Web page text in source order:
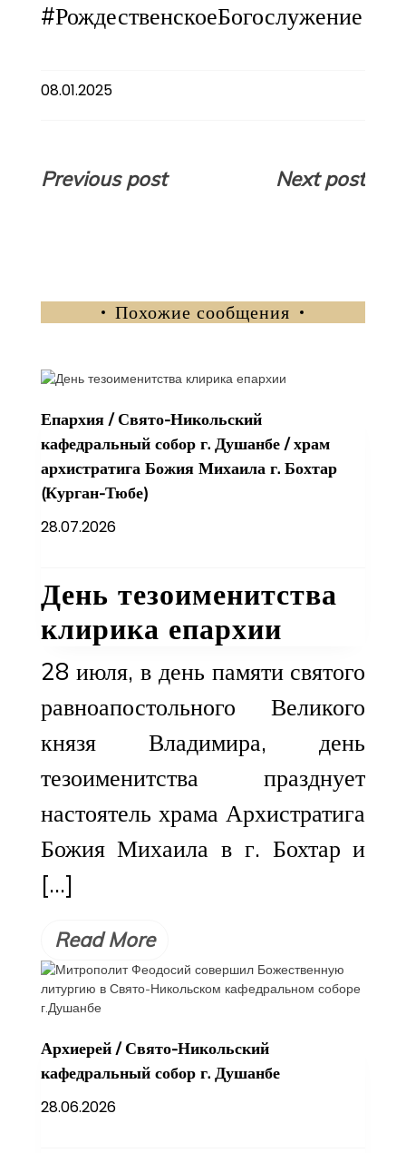
#РождественскоеБогослужение
08.01.2025
Навигация
Previous post Next post
Похожие сообщения
Епархия/Свято-Никольский
кафедральный собор г. Душанбе/храм
архистратига Божия Михаила г. Бохтар
(Курган-Тюбе)
28.07.2026
День тезоименитства
клирика епархии
28 июля, в день памяти святого
равноапостольного Великого
князя Владимира, день
тезоименитства празднует
настоятель храма Архистратига
Божия Михаила в г. Бохтар и
[…]
Read More
Архиерей/Свято-Никольский
кафедральный собор г. Душанбе
28.06.2026